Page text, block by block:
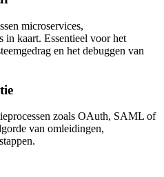
microservices,
in kaart. Essentieel voor het
en het debuggen van
zoals OAuth, SAML of
van omleidingen,